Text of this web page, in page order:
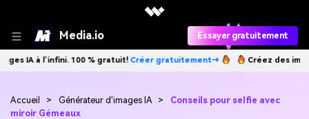
Media.io Essayer gratuitement
gratuit!Créer gratuitement→ Créez des images IA à l’infini. 100 %
Accueil > Générateur d'images IA >
Conseils pour selfie avec
miroir Gémeaux